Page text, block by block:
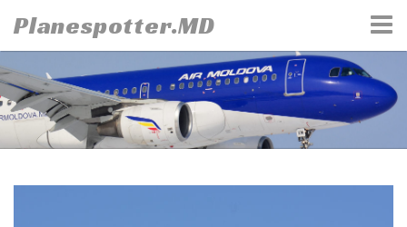
to
content
Planespotter.MD